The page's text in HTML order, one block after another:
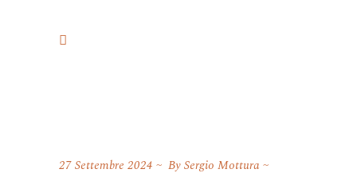
27 Settembre 2024 BySergio Mottura